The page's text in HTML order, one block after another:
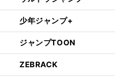
少年ジャンプ+
ジャンプTOON
ZEBRACK